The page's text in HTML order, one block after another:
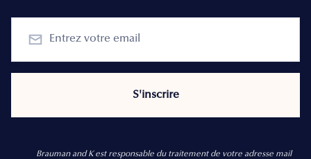
Brauman and K est responsable du traitement de votre adresse mail